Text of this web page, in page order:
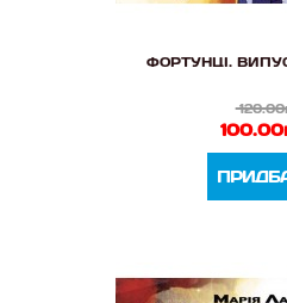
ФОРТУНЦІ.